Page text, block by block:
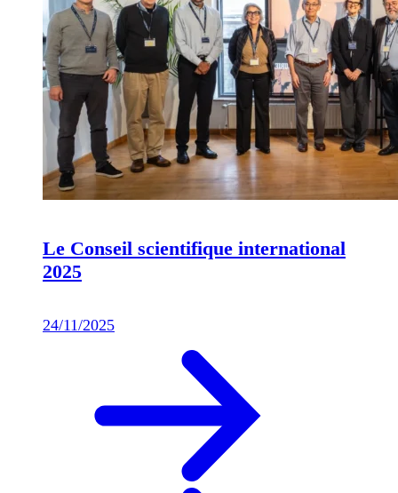
Le Conseil scientifique international
2025
24/11/2025